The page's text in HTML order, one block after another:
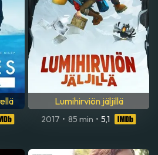
Lumihirviön jäljillä
2017 • 85 min • 5,1